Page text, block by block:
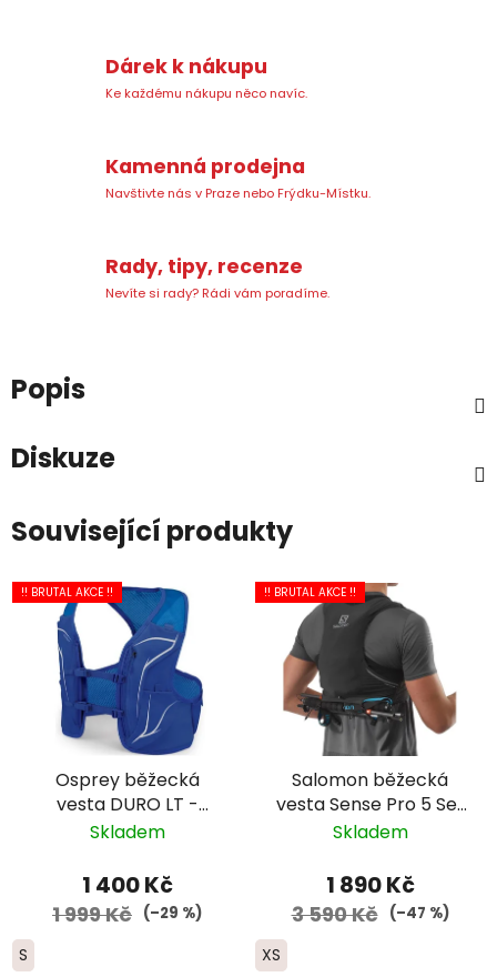
Dárek k nákupu
Ke každému nákupu něco navíc.
Kamenná prodejna
Navštivte nás v Praze nebo Frýdku-Místku.
Rady, tipy, recenze
Nevíte si rady? Rádi vám poradíme.
Popis
Diskuze
Související produkty
!! BRUTAL AKCE !!
Osprey běžecká
vesta DURO LT -
pánská modrá
Skladem
1 400 Kč
1 999 Kč (–29 %)
S
!! BRUTAL AKCE !!
Salomon běžecká
vesta Sense Pro 5 Set
- černá
Skladem
1 890 Kč
3 590 Kč (–47 %)
XS